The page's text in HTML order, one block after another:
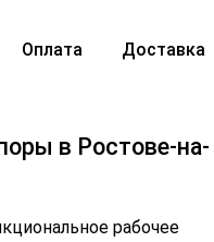
Оплата Доставка
в Ростове-на-
рабочее